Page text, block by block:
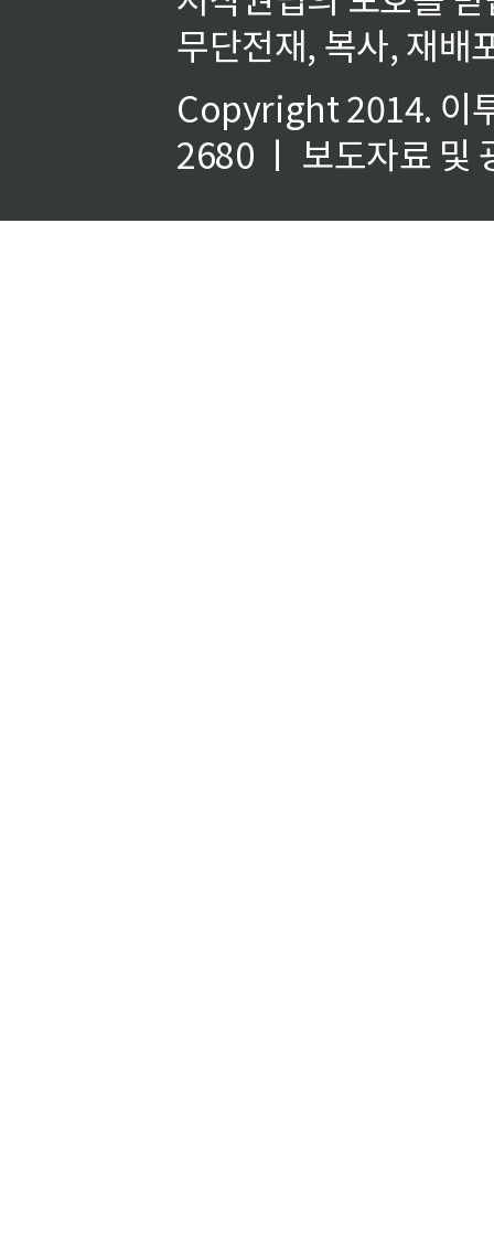
무단전재, 복사, 재배
Copyright 2014. 이
2680 ㅣ 보도자료